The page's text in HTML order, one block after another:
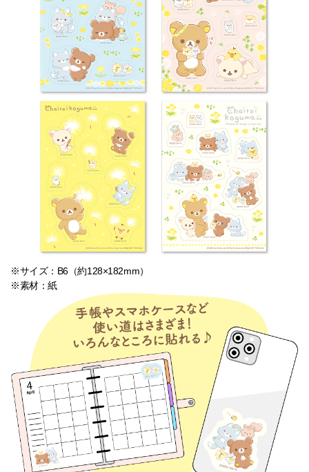
※サイズ：B6（約128×182mm）
※素材：紙